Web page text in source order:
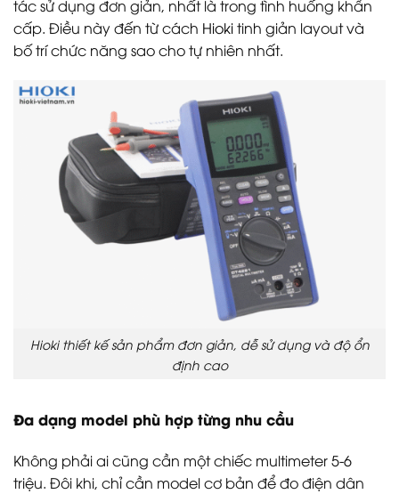
tác sử dụng đơn giản, nhất là trong tình huống khẩn
cấp. Điều này đến từ cách Hiokitinh giản layout và
bố trí chức năng sao cho tự nhiên nhất.
Hioki thiết kế sản phẩm đơn giản, dễ sử dụng và độ ổn
định cao
Đa dạng model phù hợp từng nhu cầu
Không phải ai cũng cần một chiếc multimeter 5-6
triệu. Đôi khi, chỉ cần model cơ bản để đo điện dân